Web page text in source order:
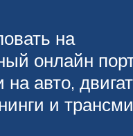
на
онлайн
на авто,
и